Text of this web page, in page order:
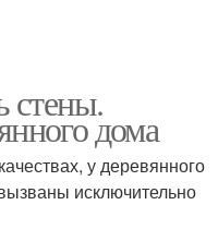
стены.
дома
у деревянного
исключительно